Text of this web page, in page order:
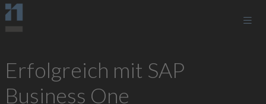
Erfolgreich mit SAP
Business One